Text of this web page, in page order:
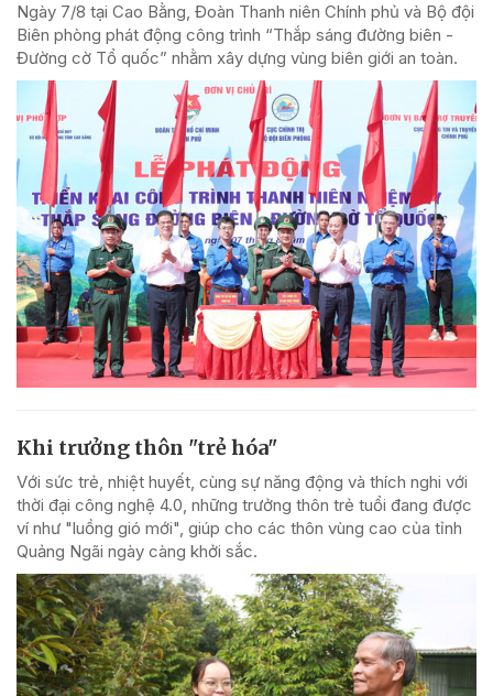
Ngày 7/8 tại Cao Bằng, Đoàn Thanh niên Chính phủ và Bộ đội
Biên phòng phát động công trình “Thắp sáng đường biên -
Đường cờ Tổ quốc” nhằm xây dựng vùng biên giới an toàn.
Khi trưởng thôn "trẻ hóa"
Với sức trẻ, nhiệt huyết, cùng sự năng động và thích nghi với
thời đại công nghệ 4.0, những trưởng thôn trẻ tuổi đang được
ví như "luồng gió mới", giúp cho các thôn vùng cao của tỉnh
Quảng Ngãi ngày càng khởi sắc.